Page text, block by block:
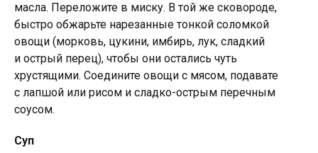
масла. Переложите в миску. В той же сковороде,
быстро обжарьте нарезанные тонкой соломкой
овощи (морковь, цукини, имбирь, лук, сладкий
и острый перец), чтобы они остались чуть
хрустящими. Соедините овощи с мясом, подавате
с лапшой или рисом и сладко-острым перечным
соусом.
Суп